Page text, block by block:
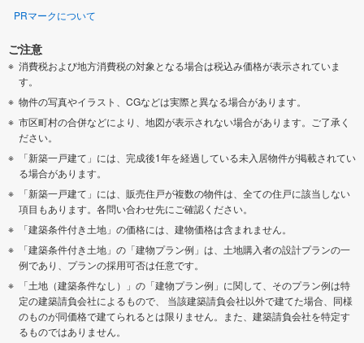
PRマークについて
ご注意
消費税および地方消費税の対象となる場合は税込み価格が表示されていま
す。
物件の写真やイラスト、CGなどは実際と異なる場合があります。
市区町村の合併などにより、地図が表示されない場合があります。ご了承く
ださい。
「新築一戸建て」には、完成後1年を経過している未入居物件が掲載されてい
る場合があります。
「新築一戸建て」には、販売住戸が複数の物件は、全ての住戸に該当しない
項目もあります。各問い合わせ先にご確認ください。
「建築条件付き土地」の価格には、建物価格は含まれません。
「建築条件付き土地」の「建物プラン例」は、土地購入者の設計プランの一
例であり、プランの採用可否は任意です。
「土地（建築条件なし）」の「建物プラン例」に関して、そのプラン例は特
定の建築請負会社によるもので、 当該建築請負会社以外で建てた場合、同様
のものが同価格で建てられるとは限りません。また、建築請負会社を特定す
るものではありません。